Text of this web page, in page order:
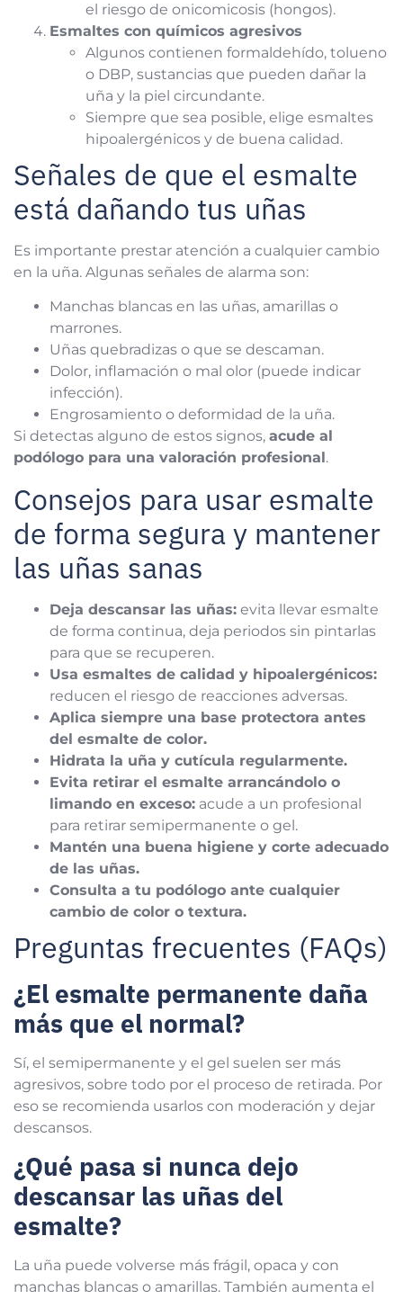
el riesgo de onicomicosis (hongos).
Esmaltes con químicos agresivos
Algunos contienen formaldehído, tolueno
o DBP, sustancias que pueden dañar la
uña y la piel circundante.
Siempre que sea posible, elige esmaltes
hipoalergénicos y de buena calidad.
Señales de que el esmalte
está dañando tus uñas
Es importante prestar atención a cualquier cambio
en la uña. Algunas señales de alarma son:
Manchas blancas en las uñas, amarillas o
marrones.
Uñas quebradizas o que se descaman.
Dolor, inflamación o mal olor (puede indicar
infección).
Engrosamiento o deformidad de la uña.
Si detectas alguno de estos signos, acude al
podólogo para una valoración profesional.
Consejos para usar esmalte
de forma segura y mantener
las uñas sanas
Deja descansar las uñas: evita llevar esmalte
de forma continua, deja periodos sin pintarlas
para que se recuperen.
Usa esmaltes de calidad y hipoalergénicos:
reducen el riesgo de reacciones adversas.
Aplica siempre una base protectora antes
del esmalte de color.
Hidrata la uña y cutícula regularmente.
Evita retirar el esmalte arrancándolo o
limando en exceso: acude a un profesional
para retirar semipermanente o gel.
Mantén una buena higiene y corte adecuado
de las uñas.
Consulta a tu podólogo ante cualquier
cambio de color o textura.
Preguntas frecuentes (FAQs)
¿El esmalte permanente daña
más que el normal?
Sí, el semipermanente y el gel suelen ser más
agresivos, sobre todo por el proceso de retirada. Por
eso se recomienda usarlos con moderación y dejar
descansos.
¿Qué pasa si nunca dejo
descansar las uñas del
esmalte?
La uña puede volverse más frágil, opaca y con
manchas blancas o amarillas. También aumenta el